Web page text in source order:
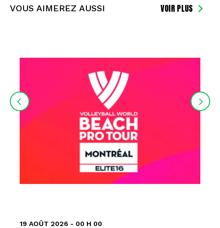
VOUS AIMEREZ AUSSI VOIR PLUS
19 AOÛT 2026 - 00 H 00